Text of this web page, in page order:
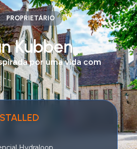
PROPRIETÁRIO
Kubben
por uma vida com